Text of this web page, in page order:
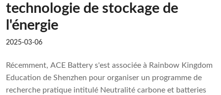
technologie de stockage de
l'énergie
2025-03-06
Récemment, ACE Battery s'est associée à Rainbow Kingdom
Education de Shenzhen pour organiser un programme de
recherche pratique intitulé Neutralité carbone et batteries